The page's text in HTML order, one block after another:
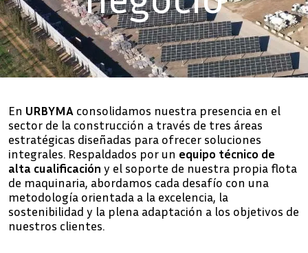
En URBYMA consolidamos nuestra presencia en el
sector de la construcción a través de tres áreas
estratégicas diseñadas para ofrecer soluciones
integrales. Respaldados por un equipo técnico de
alta cualificación y el soporte de nuestra propia flota
de maquinaria, abordamos cada desafío con una
metodología orientada a la excelencia, la
sostenibilidad y la plena adaptación a los objetivos de
nuestros clientes.